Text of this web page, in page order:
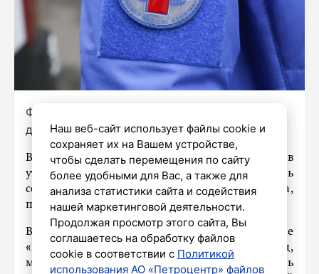
Фото: Александр Глуз / «Петербургский
дневник»
Врач и телеведущий Александр Мясников
утверждает, что сильная радость может вызвать
сердечный приступ у здорового человека,
пишетPiter.TV.
Во время очередной программы на канале
«Россия 1» доктор спросил у одной из участниц,
может ли сильная радость спровоцировать
Наш веб-сайт использует файлы cookie и
сохраняет их на Вашем устройстве,
чтобы сделать перемещения по сайту
более удобными для Вас, а также для
анализа статистики сайта и содействия
нашей маркетинговой деятельности.
Продолжая просмотр этого сайта, Вы
соглашаетесь на обработку файлов
cookie в соответствии с Политикой
использования АО «Петроцентр» файлов